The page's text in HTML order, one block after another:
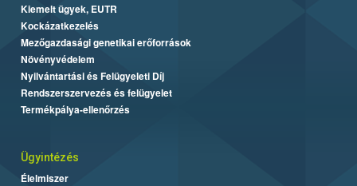
Kiemelt ügyek, EUTR
Kockázatkezelés
Mezőgazdasági genetikai erőforrások
Növényvédelem
Nyilvántartási és Felügyeleti Díj
Rendszerszervezés és felügyelet
Termékpálya-ellenőrzés
Ügyintézés
Élelmiszer